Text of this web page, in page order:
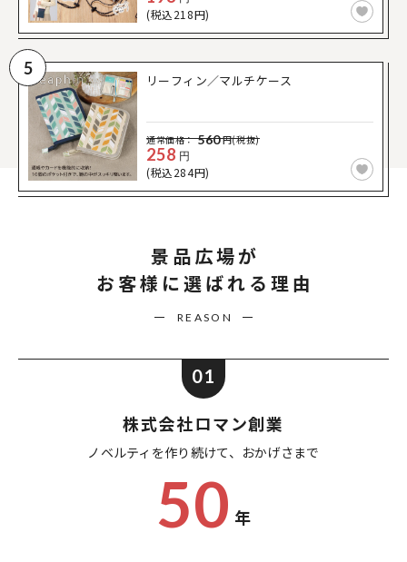
(税込218円)
5
リーフィン／マルチケース
通常価格： 560円(税抜)
258 円
(税込284円)
景品広場が
お客様に選ばれる理由
REASON
01
株式会社ロマン創業
ノベルティを作り続けて、 おかげさまで
50 年